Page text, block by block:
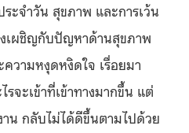
ะจำวัน สุขภาพ และการเว้น
เผชิญกับปัญหาด้านสุขภาพ
วามหงุดหงิดใจ เรื่อยมา
จะเข้าที่เข้าทางมากขึ้น แต่
น กลับไม่ได้ดีขึ้นตามไปด้วย